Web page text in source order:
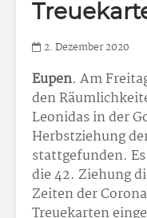
2. Dezember 2020
Eupen. Am
den
Leonidas in der
Herbstziehung
stattgefunden.
die 42. Ziehung
Zeiten der
Treuekarten